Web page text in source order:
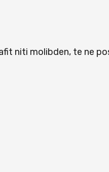
niti molibden, te ne